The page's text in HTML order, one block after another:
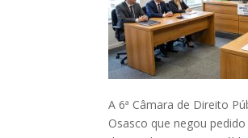
A 6ª Câmara de Direito
Osasco que negou